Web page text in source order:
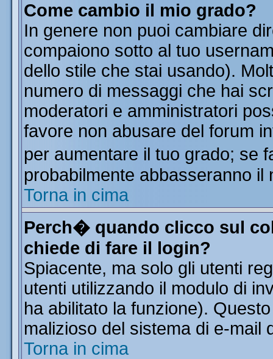
Come cambio il mio grado?
In genere non puoi cambiare
compaiono sotto al tuo
dello stile che stai usando).
numero di messaggi che hai
moderatori e amministratori
favore non abusare del forum
per aumentare il tuo grado; se
probabilmente abbasseranno il
Torna in cima
Perch� quando clicco sul
chiede di fare il login?
Spiacente, ma solo gli utenti
utenti utilizzando il modulo di
ha abilitato la funzione).
malizioso del sistema di e-mail
Torna in cima